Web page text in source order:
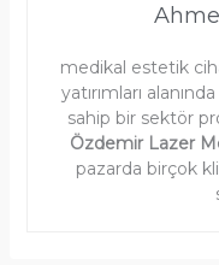
medikal estetik
yatırımları
sahip bir sektör
Özdemir Lazer
pazarda birçok